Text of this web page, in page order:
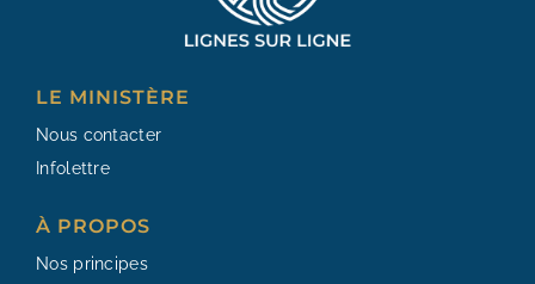
LE MINISTÈRE
Nous contacter
Infolettre
À PROPOS
Nos principes